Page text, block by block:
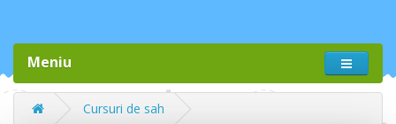
Meniu
Cursuri de sah